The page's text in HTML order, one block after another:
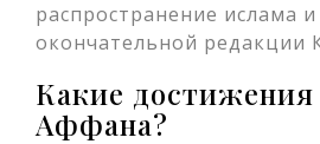
распространение ислама
окончательной редакции
Какие
Аффана?